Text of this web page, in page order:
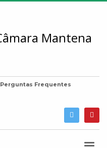
Perguntas Frequentes